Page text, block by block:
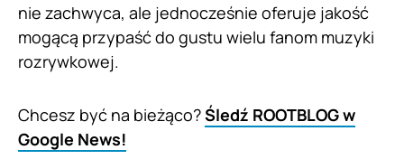
nie zachwyca, ale jednocześnie oferuje jakość
mogącą przypaść do gustu wielu fanom muzyki
rozrywkowej.
Chcesz być na bieżąco?Śledź ROOTBLOG w
Google News!